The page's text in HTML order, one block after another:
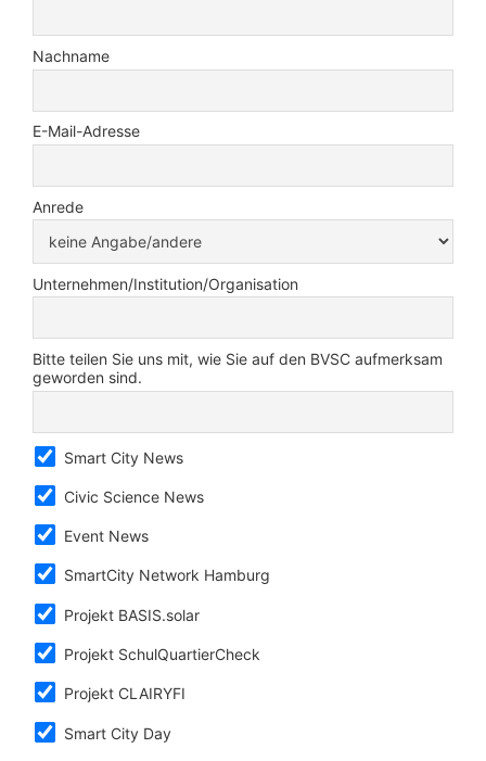
Nachname
E-Mail-Adresse
Anrede
Unternehmen/Institution/Organisation
Bitte teilen Sie uns mit, wie Sie auf den BVSC aufmerksam
geworden sind.
Smart City News
Civic Science News
Event News
SmartCity Network Hamburg
Projekt BASIS.solar
Projekt SchulQuartierCheck
Projekt CLAIRYFI
Smart City Day